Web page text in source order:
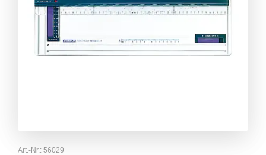
Art.-Nr.: 56029